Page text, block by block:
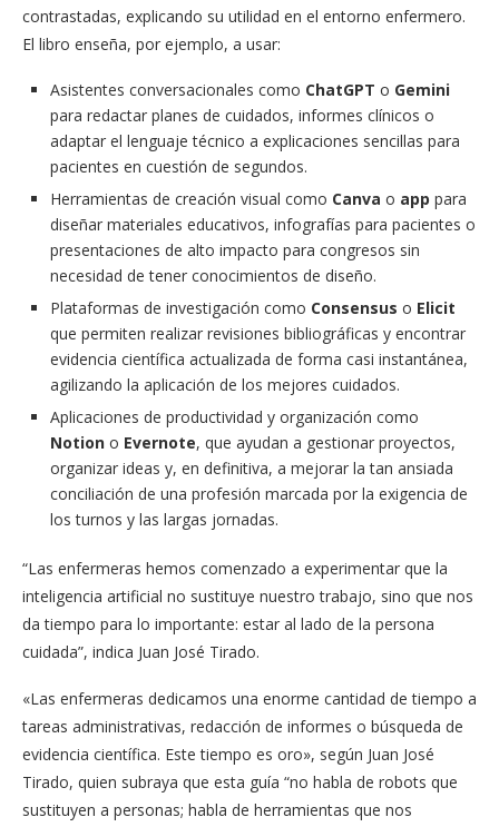
contrastadas, explicando su utilidad en el entorno enfermero.
El libro enseña, por ejemplo, a usar:
Asistentes conversacionales como ChatGPT o Gemini
para redactar planes de cuidados, informes clínicos o
adaptar el lenguaje técnico a explicaciones sencillas para
pacientes en cuestión de segundos.
Herramientas de creación visual como Canva o app para
diseñar materiales educativos, infografías para pacientes o
presentaciones de alto impacto para congresos sin
necesidad de tener conocimientos de diseño.
Plataformas de investigación como Consensus o Elicit
que permiten realizar revisiones bibliográficas y encontrar
evidencia científica actualizada de forma casi instantánea,
agilizando la aplicación de los mejores cuidados.
Aplicaciones de productividad y organización como
Notion o Evernote, que ayudan a gestionar proyectos,
organizar ideas y, en definitiva, a mejorar la tan ansiada
conciliación de una profesión marcada por la exigencia de
los turnos y las largas jornadas.
“Las enfermeras hemos comenzado a experimentar que la
inteligencia artificial no sustituye nuestro trabajo, sino que nos
da tiempo para lo importante: estar al lado de la persona
cuidada”, indica Juan José Tirado.
«Las enfermeras dedicamos una enorme cantidad de tiempo a
tareas administrativas, redacción de informes o búsqueda de
evidencia científica. Este tiempo es oro», según Juan José
Tirado, quien subraya que esta guía “no habla de robots que
sustituyen a personas; habla de herramientas que nos